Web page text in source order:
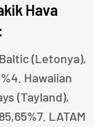
Hava
(Letonya),
Hawaiian
(Tayland),
LATAM